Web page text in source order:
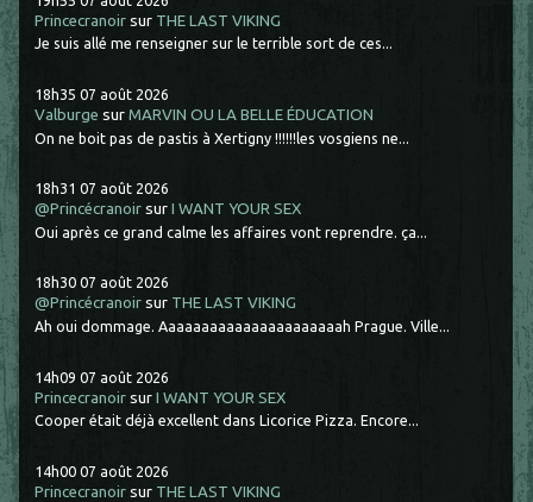
Princecranoir sur THE LAST VIKING
Je suis allé me renseigner sur le terrible sort de ces...
18h35 07 août 2026
Valburge surMARVIN OU LA BELLE ÉDUCATION
On ne boit pas de pastis à Xertigny !!!!!!les vosgiens ne...
18h31 07 août 2026
@Princécranoir surI WANT YOUR SEX
Oui après ce grand calme les affaires vont reprendre. ça...
18h30 07 août 2026
@Princécranoir sur THE LAST VIKING
Ah oui dommage. Aaaaaaaaaaaaaaaaaaaaaah Prague. Ville...
14h09 07 août 2026
Princecranoir surI WANT YOUR SEX
Cooper était déjà excellent dans Licorice Pizza. Encore...
14h00 07 août 2026
Princecranoir sur THE LAST VIKING